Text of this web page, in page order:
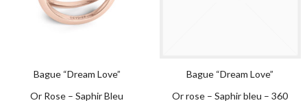
Bague “Dream Love”
Or Rose – Saphir Bleu
Bague “Dream Love”
Or rose – Saphir bleu – 360